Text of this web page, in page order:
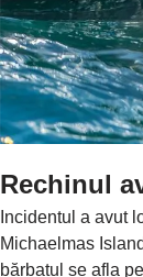
Rechinul
Incidentul a avut
Michaelmas
bărbatul se afla